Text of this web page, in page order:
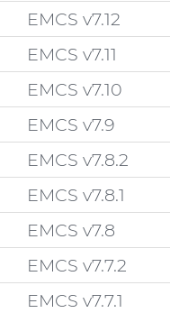
EMCS v7.12
EMCS v7.11
EMCS v7.10
EMCS v7.9
EMCS v7.8.2
EMCS v7.8.1
EMCS v7.8
EMCS v7.7.2
EMCS v7.7.1